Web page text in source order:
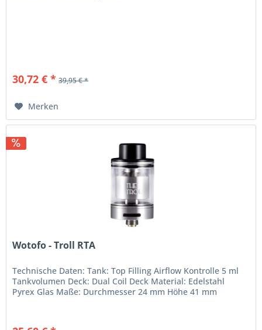
30,72 € * 39,95 € *
Merken
Wotofo - Troll RTA
Technische Daten: Tank: Top Filling Airflow Kontrolle 5 ml
Tankvolumen Deck: Dual Coil Deck Material: Edelstahl
Pyrex Glas Maße: Durchmesser 24 mm Höhe 41 mm